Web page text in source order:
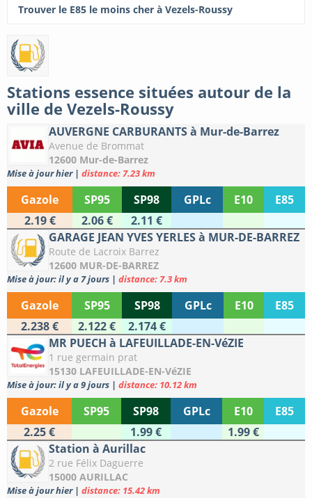
Trouver le E85 le moins cher à Vezels-Roussy
Stations essence situées autour de la
ville de Vezels-Roussy
AUVERGNE CARBURANTS à Mur-de-Barrez
Avenue de Brommat
12600 Mur-de-Barrez
Mise à jour hier | distance: 7.23 km
Gazole SP95 SP98 GPLc E10
E85
2.19 €
2.06 €
2.11 €
GARAGE JEAN YVES YERLES à MUR-DE-BARREZ
Route de Lacroix Barrez
12600 MUR-DE-BARREZ
Mise à jour: il y a 7 jours | distance: 7.3 km
Gazole SP95 SP98 GPLc E10
E85
2.238 €
2.122 €
2.174 €
MR PUECH à LAFEUILLADE-EN-VéZIE
1 rue germain prat
15130 LAFEUILLADE-EN-VéZIE
Mise à jour: il y a 9 jours | distance: 10.12 km
Gazole SP95 SP98 GPLc E10
E85
2.25 €
1.99 €
1.99 €
Station à Aurillac
2 rue Félix Daguerre
15000 AURILLAC
Mise à jour hier | distance: 15.42 km